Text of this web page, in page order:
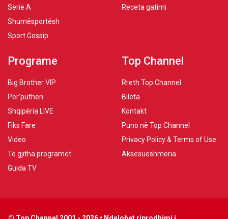
Serie A
Shumësportësh
Sport Gossip
Receta gatimi
Programe
Big Brother VIP
Për’puthen
Shqipëria LIVE
Fiks Fare
Video
Të gjitha programet
Guida TV
Top Channel
Rreth Top Channel
Bileta
Kontakt
Puno në Top Channel
Privacy Policy & Terms of Use
Aksesueshmëria